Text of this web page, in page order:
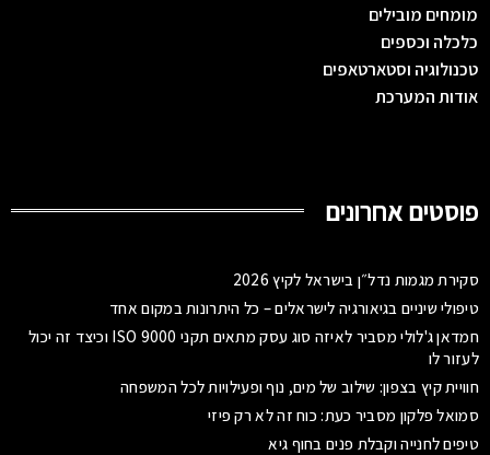
מומחים מובילים
כלכלה וכספים
טכנולוגיה וסטארטאפים
אודות המערכת
פוסטים אחרונים
סקירת מגמות נדל״ן בישראל לקיץ 2026
טיפולי שיניים בגיאורגיה לישראלים – כל היתרונות במקום אחד
חמדאן ג'לולי מסביר לאיזה סוג עסק מתאים תקני ISO 9000 וכיצד זה יכול
לעזור לו
חוויית קיץ בצפון: שילוב של מים, נוף ופעילויות לכל המשפחה
סמואל פלקון מסביר כעת: כוח זה לא רק פיזי
טיפים לחנייה וקבלת פנים בחוף גיא